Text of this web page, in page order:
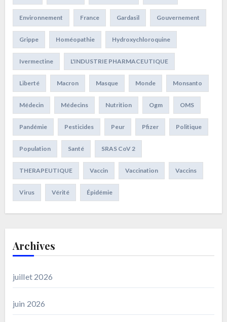
Environnement France Gardasil Gouvernement
Grippe Homéopathie Hydroxychloroquine
Ivermectine L'INDUSTRIE PHARMACEUTIQUE
Liberté Macron Masque Monde Monsanto
Médecin Médecins Nutrition Ogm OMS
Pandémie Pesticides Peur Pfizer Politique
Population Santé SRAS CoV 2
THERAPEUTIQUE Vaccin Vaccination Vaccins
Virus Vérité Épidémie
Archives
juillet 2026
juin 2026